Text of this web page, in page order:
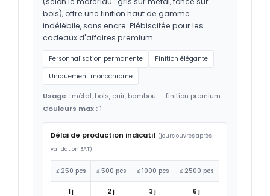
bois), offre une finition haut de gamme
indélébile, sans encre. Plébiscitée pour les
cadeaux d'affaires premium.
Personnalisation permanente
Finition élégante
Uniquement monochrome
Usage : métal, bois, cuir, bambou — finition premium ·
Couleurs max : 1
Délai de production indicatif (jours ouvrés après
validation BAT)
≤ 250 pcs ≤ 500 pcs ≤ 1000 pcs ≤ 2500 pcs
1 j 2 j 3 j 6 j